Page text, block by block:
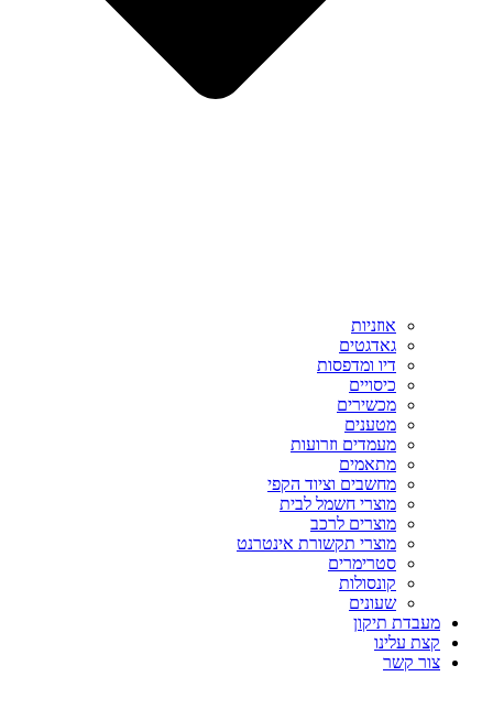
אוזניות
גאדגטים
דיו ומדפסות
כיסויים
מכשירים
מטענים
מעמדים וזרועות
מתאמים
מחשבים וציוד הקפי
מוצרי חשמל לבית
מוצרים לרכב
מוצרי תקשורת אינטרנט
סטרימרים
קונסולות
שעונים
מעבדת תיקון
קצת עלינו
צור קשר